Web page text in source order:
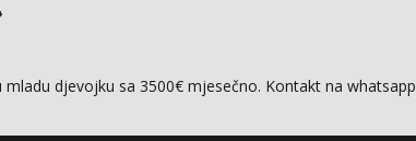
djevojku sa 3500€ mjesečno. Kontakt na whatsapp